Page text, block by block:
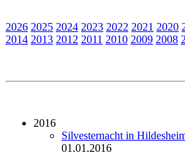
2026 2025 2024 2023 2022 2021 2020
2014 2013 2012 2011 2010 2009 2008
2016
Silvesternacht in
01.01.2016